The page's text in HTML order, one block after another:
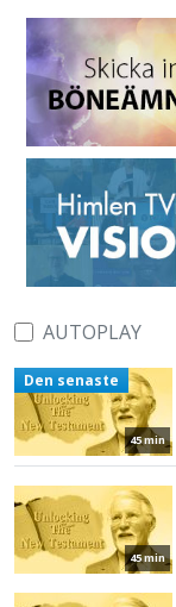
AUTOPLAY
45 min
Den senaste
45 min